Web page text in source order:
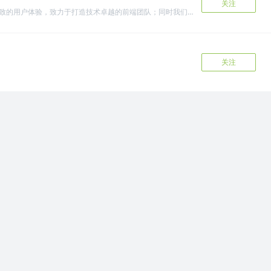
我们是知乎前端团队，专注于极致的用户体验，致力于打造技术卓越的前端团队；同时我们也在不断探索技术边界，注重 T 型能力培养。这里有轻松愉快的技术氛围、伙伴也充满热情与活力。欢迎加入，和我们一起并肩作战～
关注
关注